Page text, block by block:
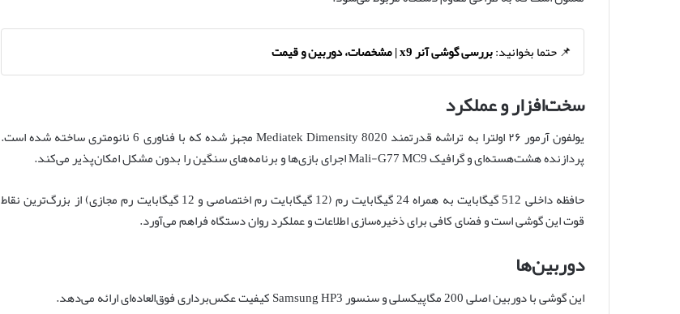
📌 حتما بخوانید:بررسی گوشی آنر x9 | مشخصات، دوربین و قیمت
سخت‌افزار و عملکرد
یولفون آرمور ۲۶ اولترا به تراشه قدرتمند Mediatek Dimensity 8020 مجهز شده که با فناوری 6 نانومتری ساخته شده است.
پردازنده هشت‌هسته‌ای و گرافیک Mali-G77 MC9 اجرای بازی‌ها و برنامه‌های سنگین را بدون مشکل امکان‌پذیر می‌کند.
حافظه داخلی 512 گیگابایت به همراه 24 گیگابایت رم (12 گیگابایت رم اختصاصی و 12 گیگابایت رم مجازی) از بزرگ‌ترین نقاط
قوت این گوشی است و فضای کافی برای ذخیره‌سازی اطلاعات و عملکرد روان دستگاه فراهم می‌آورد.
دوربین‌ها
این گوشی با دوربین اصلی 200 مگاپیکسلی و سنسور Samsung HP3 کیفیت عکس‌برداری فوق‌العاده‌ای ارائه می‌دهد.